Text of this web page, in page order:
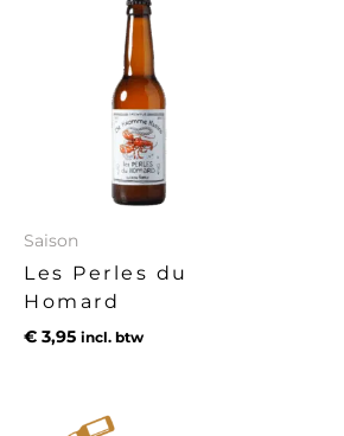
Saison
Les Perles du
Homard
€ 3,95 incl. btw